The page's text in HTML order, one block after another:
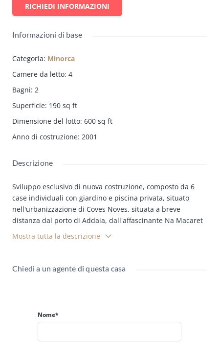
RICHIEDI INFORMAZIONI
Informazioni di base
Categoria: Minorca
Camere da letto: 4
Bagni: 2
Superficie: 190 sq ft
Dimensione del lotto: 600 sq ft
Anno di costruzione: 2001
Descrizione
Sviluppo esclusivo di nuova costruzione, composto da 6
case individuali con giardino e piscina privata, situato
nell'urbanizzazione di Coves Noves, situata a breve
distanza dal porto di Addaia, dall'affascinante Na Macaret
e dalla grande spiaggia di Arenal d'en Castell.
della zona, con colori neutri e chiari, offrendo
le caratteristiche dell'architettura minorchina con le
esigenze attuali.
Il progetto si compone di tre tipologie con 3 o 4 camere da
Mostra tutta la descrizione
Chiedi a un agente di questa casa
Nome*